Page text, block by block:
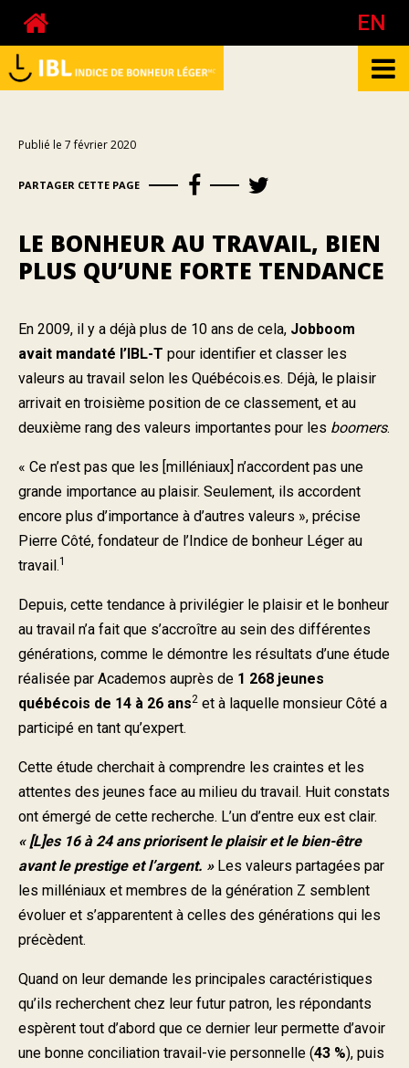
EN
À propos du bonheur au travail
Votre bonheur au travail - Questionnaire
Votre bonheur au travail - Calculateurs
Publications
Publié le 7 février 2020
PARTAGER CETTE PAGE
LE BONHEUR AU TRAVAIL, BIEN
PLUS QU’UNE FORTE TENDANCE
En 2009, il y a déjà plus de 10 ans de cela, Jobboom
avait mandaté l’IBL-T pour identifier et classer les
valeurs au travail selon les Québécois.es. Déjà, le plaisir
arrivait en troisième position de ce classement, et au
deuxième rang des valeurs importantes pour les boomers.
« Ce n’est pas que les [milléniaux] n’accordent pas une
grande importance au plaisir. Seulement, ils accordent
encore plus d’importance à d’autres valeurs », précise
Pierre Côté, fondateur de l’Indice de bonheur Léger au
travail .1
Depuis, cette tendance à privilégier le plaisir et le bonheur
au travail n’a fait que s’accroître au sein des différentes
générations, comme le démontre les résultats d’une étude
réalisée par Academos auprès de 1 268 jeunes
québécois de 14 à 26 ans2 et à laquelle monsieur Côté a
participé en tant qu’expert.
Cette étude cherchait à comprendre les craintes et les
attentes des jeunes face au milieu du travail. Huit constats
ont émergé de cette recherche. L’un d’entre eux est clair.
« [L]es 16 à 24 ans priorisent le plaisir et le bien-être
avant le prestige et l’argent. »Les valeurs partagées par
les milléniaux et membres de la génération Z semblent
évoluer et s’apparentent à celles des générations qui les
précèdent.
Quand on leur demande les principales caractéristiques
qu’ils recherchent chez leur futur patron, les répondants
espèrent tout d’abord que ce dernier leur permette d’avoir
une bonne conciliation travail-vie personnelle (43 %), puis